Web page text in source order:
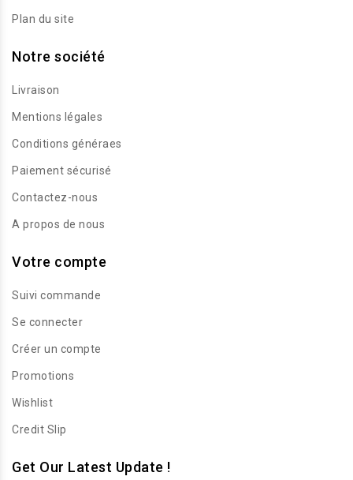
Plan du site
Notre société
Livraison
Mentions légales
Conditions généraes
Paiement sécurisé
Contactez-nous
A propos de nous
Votre compte
Suivi commande
Se connecter
Créer un compte
Promotions
Wishlist
Credit Slip
Get Our Latest Update !